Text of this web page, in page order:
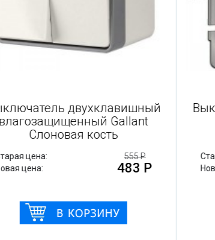
Выключатель двухклавишный
влагозащищенный Gallant
Слоновая кость
Старая цена:
Новая цена:
483 Р